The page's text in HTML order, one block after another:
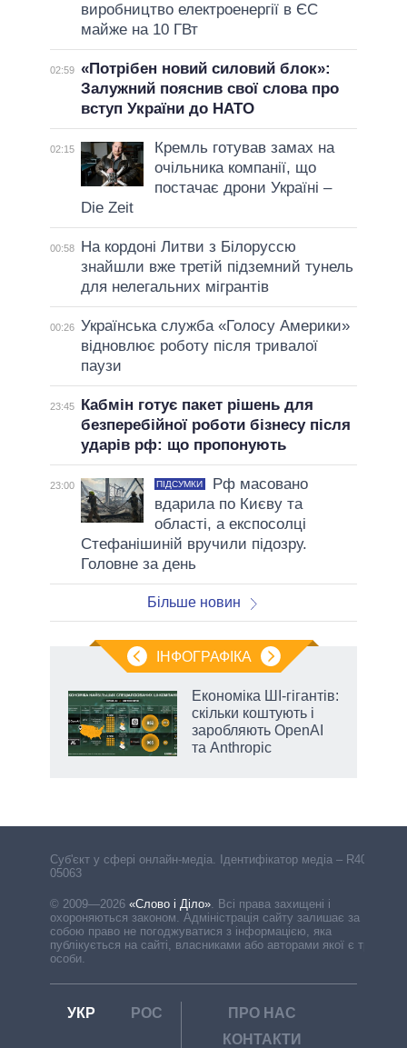
виробництво електроенергії в ЄС
майже на 10 ГВт
02:59 «Потрібен новий силовий блок»:
Залужний пояснив свої слова про
вступ України до НАТО
02:15
Кремль готував замах на
очільника компанії, що
постачає дрони Україні –
Die Zeit
00:58
На кордоні Литви з Білоруссю
знайшли вже третій підземний тунель
для нелегальних мігрантів
00:26 Українська служба «Голосу Америки»
відновлює роботу після тривалої
паузи
23:45
Кабмін готує пакет рішень для
безперебійної роботи бізнесу після
ударів рф: що пропонують
23:00 ПІДСУМКИ
Рф масовано
вдарила по Києву та
області, а експосолці
Стефанішиній вручили підозру.
Головне за день
Більше новин
ІНФОГРАФІКА
Економіка ШІ-гігантів:
скільки коштують і
заробляють OpenAI
та Anthropic
Cуб'єкт у сфері онлайн-медіа. Ідентифікатор медіа – R40-
05063
© 2009—2026 «Слово і Діло». Всі права захищені і
охороняються законом. Адміністрація сайту залишає за
собою право не погоджуватися з інформацією, яка
публікується на сайті, власниками або авторами якої є треті
особи.
УКР РОС
ПРО НАС
КОНТАКТИ